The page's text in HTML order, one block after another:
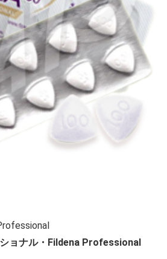
ョナル・Fildena Professional